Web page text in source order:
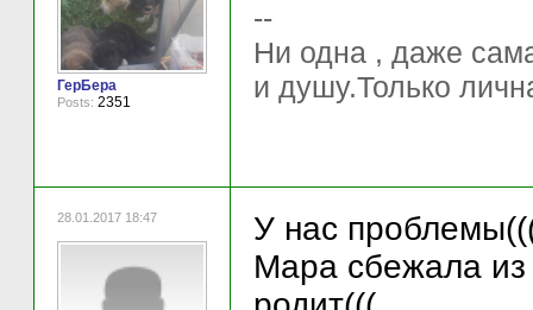
ГерБера
Posts: 2351
--
Ни одна , даже
и душу.Только
28.01.2017 18:47
У нас
Мара сбежала из